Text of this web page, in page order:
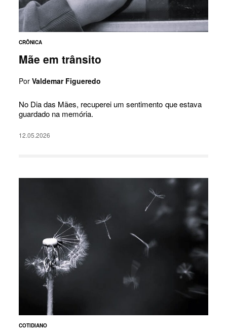
CRÔNICA
Mãe em trânsito
PorValdemar Figueredo
No Dia das Mães, recuperei um sentimento que estava
guardado na memória.
12.05.2026
COTIDIANO